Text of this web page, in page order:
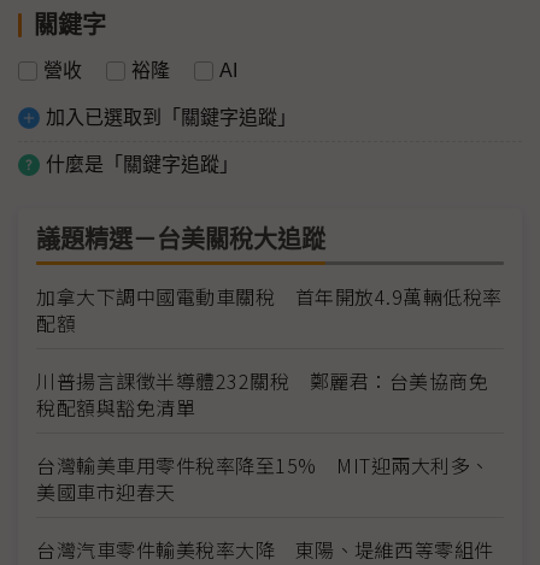
關鍵字
營收 裕隆 AI
加入已選取到「關鍵字追蹤」
什麼是「關鍵字追蹤」
議題精選－台美關稅大追蹤
加拿大下調中國電動車關稅 首年開放4.9萬輛低稅率
配額
川普揚言課徵半導體232關稅 鄭麗君：台美協商免
稅配額與豁免清單
台灣輸美車用零件稅率降至15% MIT迎兩大利多、
美國車市迎春天
台灣汽車零件輸美稅率大降 東陽、堤維西等零組件